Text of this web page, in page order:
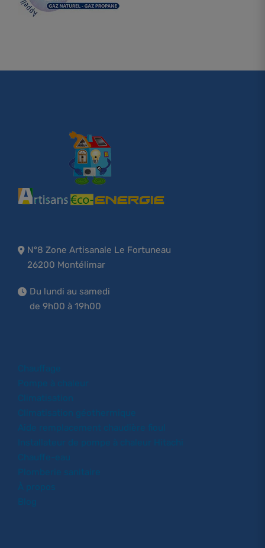
N°8 Zone Artisanale Le Fortuneau
26200 Montélimar
Du lundi au samedi
de 9h00 à 19h00
Chauffage
Pompe à chaleur
Climatisation
Climatisation géothermique
Aide remplacement chaudière fioul
Installateur de pompe à chaleur Hitachi
Chauffe-eau
Plomberie sanitaire
À propos
Blog